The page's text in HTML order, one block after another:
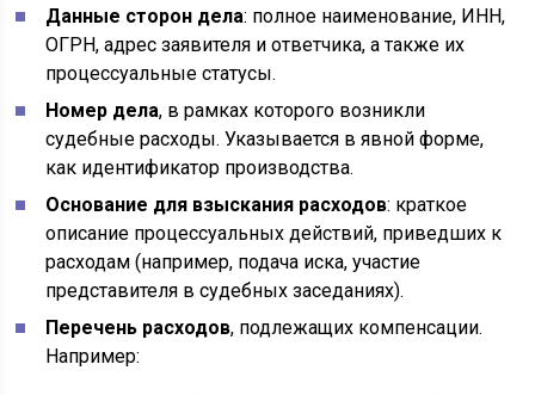
Данные сторон дела: полное наименование, ИНН,
ОГРН, адрес заявителя и ответчика, а также их
процессуальные статусы.
Номер дела, в рамках которого возникли
судебные расходы. Указывается в явной форме,
как идентификатор производства.
Основание для взыскания расходов: краткое
описание процессуальных действий, приведших к
расходам (например, подача иска, участие
представителя в судебных заседаниях).
Перечень расходов, подлежащих компенсации.
Например: